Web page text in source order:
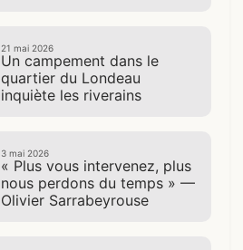
21 mai 2026
Un campement dans le
quartier du Londeau
inquiète les riverains
3 mai 2026
« Plus vous intervenez, plus
nous perdons du temps » —
Olivier Sarrabeyrouse